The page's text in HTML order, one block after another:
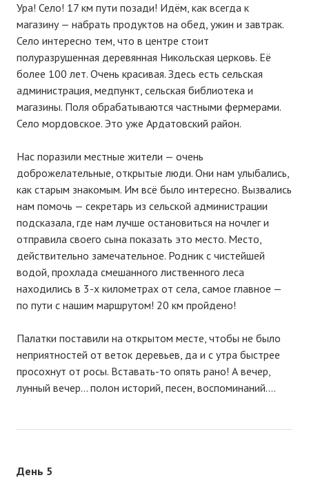
Ура! Село! 17 км пути позади! Идём, как всегда к
магазину — набрать продуктов на обед, ужин и завтрак.
Село интересно тем, что в центре стоит
полуразрушенная деревянная Никольская церковь. Её
более 100 лет. Очень красивая. Здесь есть сельская
администрация, медпункт, сельская библиотека и
магазины. Поля обрабатываются частными фермерами.
Село мордовское. Это уже Ардатовский район.
Нас поразили местные жители — очень
доброжелательные, открытые люди. Они нам улыбались,
как старым знакомым. Им всё было интересно. Вызвались
нам помочь — секретарь из сельской администрации
подсказала, где нам лучше остановиться на ночлег и
отправила своего сына показать это место. Место,
действительно замечательное. Родник с чистейшей
водой, прохлада смешанного лиственного леса
находились в 3-х километрах от села, самое главное —
по пути с нашим маршрутом! 20 км пройдено!
Палатки поставили на открытом месте, чтобы не было
неприятностей от веток деревьев, да и с утра быстрее
просохнут от росы. Вставать-то опять рано! А вечер,
лунный вечер… полон историй, песен, воспоминаний….
День 5